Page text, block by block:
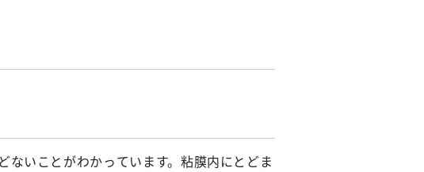
いことがわかっています。粘膜内にとどま